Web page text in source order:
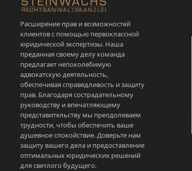
Расширение прав и возможностей
клиентов с помощью первоклассной
юридической экспертизы. Наша
преданная своему делу команда
предлагает непоколебимую
адвокатскую деятельность,
обеспечивая справедливость и защиту
прав. Благодаря сострадательному
руководству и впечатляющему
представительству мы преодолеваем
трудности, чтобы обеспечить ваше
душевное спокойствие. Доверьте нам
защиту вашего дела и предоставление
оптимальных юридических решений
для светлого будущего.